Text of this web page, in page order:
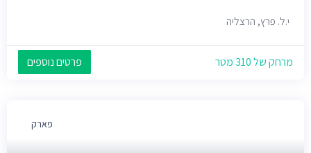
י.ל. פרץ, הרצליה
מרחק של 310 מטר פרטים נוספים
פארק